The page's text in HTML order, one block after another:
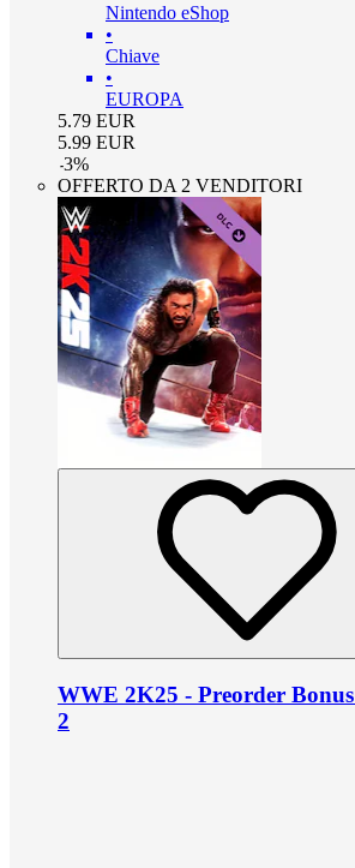
Nintendo eShop
•
Chiave
•
EUROPA
5.79 EUR
5.99 EUR
-3%
OFFERTO DA 2 VENDITORI
WWE 2K25 - Preorder
2